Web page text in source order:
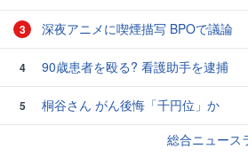
3 深夜アニメに喫煙描写 BPOで議論
4 90歳患者を殴る? 看護助手を逮捕
5
桐谷さん がん後悔「千円位」か
総合ニュース